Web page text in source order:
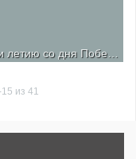
Парад 9 мая 2015г. посвященный 70-ти летию со дня Победы, с.Казачинское, Казачинско-Ленский район
из 41